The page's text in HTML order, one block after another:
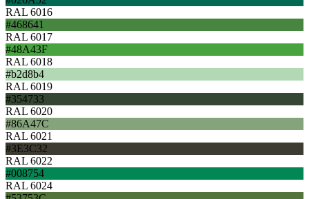
RAL 6016
#468641
RAL 6017
#48A43F
RAL 6018
#b2d8b4
RAL 6019
#354733
RAL 6020
#86A47C
RAL 6021
#3E3C32
RAL 6022
#008754
RAL 6024